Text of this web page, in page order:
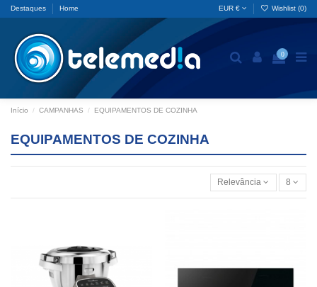
Destaques Home EUR € Wishlist (0)
0
Início CAMPANHAS EQUIPAMENTOS DE COZINHA
EQUIPAMENTOS DE COZINHA
Relevância 8